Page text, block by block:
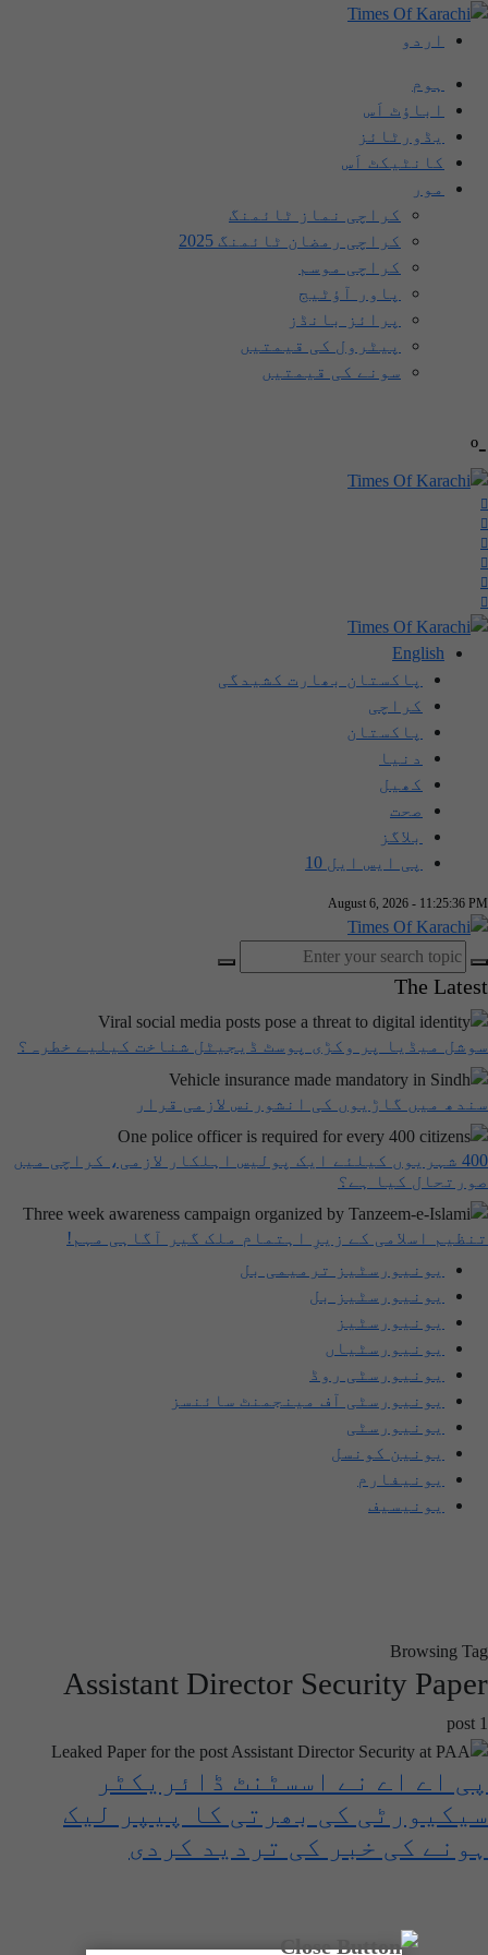
اردو
ہوم
اباؤٹ اَس
یڈورٹائز
کانٹیکٹ اَس
مور
کراچی نماز ٹائمنگ
کراچی رمضان ٹائمنگ 2025
کراچی موسم
پاور آؤٹیج
پرائز بانڈز
پیٹرول کی قیمتیں
سونے کی قیمتیں
-º
English
پاکستان بھارت کشیدگی
کراچی
پاکستان
دنیا
کھیل
صحت
بلاگز
پی ایس ایل 10
August 6, 2026 - 11:25:36 PM
The Latest
سوشل میڈیا پر وکڑی پوسٹ ڈیجیٹل شناخت کیلیے خطرہ؟
سندھ میں گاڑیوں کی انشورنس لازمی قرار
400 شہریوں کیلئے ایک پولیس اہلکار لازمی، کراچی میں
صورتحال کیا ہے؟
تنظیم اسلامی کے زیرِ اہتمام ملک گیر آگاہی مہم!
یونیورسٹیز ترمیمی بل
یونیورسٹیز بل
یونیورسٹیز
یونیورسٹیاں
یونیورسٹی روڈ
یونیورسٹی آف مینجمنٹ سائنسز
یونیورسٹی
یونین کونسل
یونیفارم
یونیسیف
Browsing Tag
Assistant Director Security Paper
1 post
پی اے اے نے اسسٹنٹ ڈائریکٹر
سیکیورٹی کی بھرتی کا پیپر لیک
ہونے کی خبر کی تردید کردی